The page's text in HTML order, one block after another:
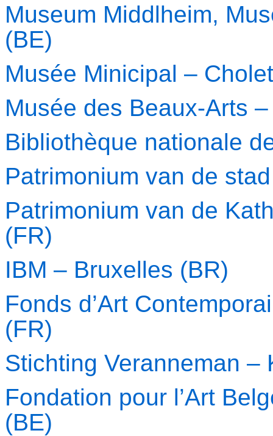
Museum Middlheim,
(BE)
Musée Minicipal –
Musée des Beaux-Arts
Bibliothèque nationale
Patrimonium van de
Patrimonium van de
(FR)
IBM – Bruxelles (BR)
Fonds d’Art
(FR)
Stichting Veranneman
Fondation pour l’Art
(BE)